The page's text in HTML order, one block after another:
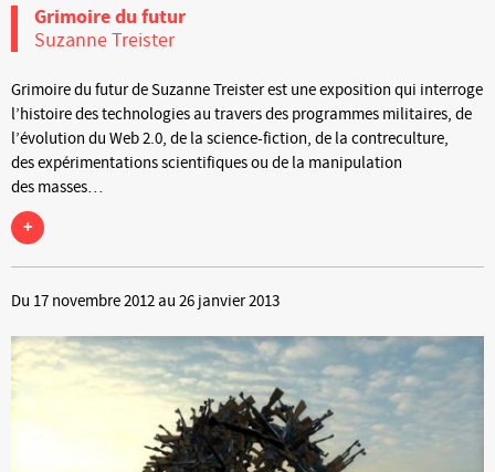
Grimoire du futur
Suzanne Treister
Grimoire du futur de Suzanne Treister est une exposition qui interroge
l’histoire des technologies au travers des programmes militaires, de
l’évolution du Web 2.0, de la science-fiction, de la contreculture,
des expérimentations scientifiques ou de la manipulation
des masses…
+
Du 17 novembre 2012 au 26 janvier 2013